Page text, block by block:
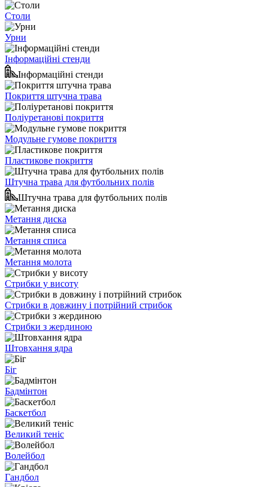
Столи
Урни
Інформаційні стенди
Інформаційні стенди
Покриття штучна трава
Поліуретанові покриття
Модульне гумове покриття
Пластикове покриття
Штучна трава для футбольних полів
Штучна трава для футбольних полів
Метання диска
Метання списа
Метання молота
Стрибки у висоту
Стрибки в довжину і потрійний стрибок
Стрибки з жердиною
Штовхання ядра
Біг
Бадмінтон
Баскетбол
Великий теніс
Волейбол
Гандбол